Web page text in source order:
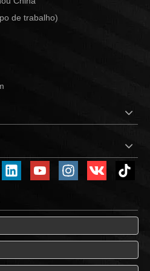
de trabalho)